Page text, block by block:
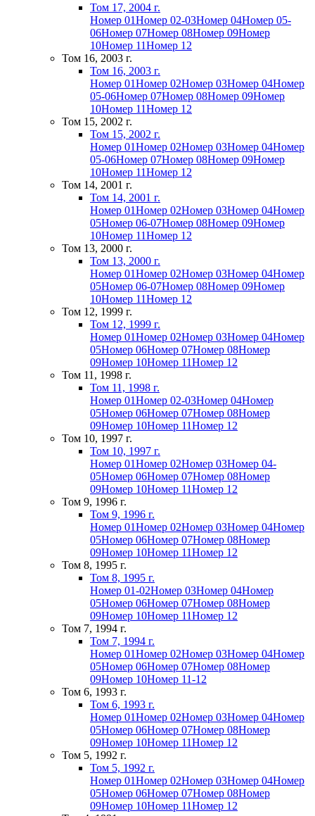
Том 17, 2004 г.
Номер 01Номер 02-03Номер 04Номер 05-
06Номер 07Номер 08Номер 09Номер
10Номер 11Номер 12
Том 16, 2003 г.
Том 16, 2003 г.
Номер 01Номер 02Номер 03Номер 04Номер
05-06Номер 07Номер 08Номер 09Номер
10Номер 11Номер 12
Том 15, 2002 г.
Том 15, 2002 г.
Номер 01Номер 02Номер 03Номер 04Номер
05-06Номер 07Номер 08Номер 09Номер
10Номер 11Номер 12
Том 14, 2001 г.
Том 14, 2001 г.
Номер 01Номер 02Номер 03Номер 04Номер
05Номер 06-07Номер 08Номер 09Номер
10Номер 11Номер 12
Том 13, 2000 г.
Том 13, 2000 г.
Номер 01Номер 02Номер 03Номер 04Номер
05Номер 06-07Номер 08Номер 09Номер
10Номер 11Номер 12
Том 12, 1999 г.
Том 12, 1999 г.
Номер 01Номер 02Номер 03Номер 04Номер
05Номер 06Номер 07Номер 08Номер
09Номер 10Номер 11Номер 12
Том 11, 1998 г.
Том 11, 1998 г.
Номер 01Номер 02-03Номер 04Номер
05Номер 06Номер 07Номер 08Номер
09Номер 10Номер 11Номер 12
Том 10, 1997 г.
Том 10, 1997 г.
Номер 01Номер 02Номер 03Номер 04-
05Номер 06Номер 07Номер 08Номер
09Номер 10Номер 11Номер 12
Том 9, 1996 г.
Том 9, 1996 г.
Номер 01Номер 02Номер 03Номер 04Номер
05Номер 06Номер 07Номер 08Номер
09Номер 10Номер 11Номер 12
Том 8, 1995 г.
Том 8, 1995 г.
Номер 01-02Номер 03Номер 04Номер
05Номер 06Номер 07Номер 08Номер
09Номер 10Номер 11Номер 12
Том 7, 1994 г.
Том 7, 1994 г.
Номер 01Номер 02Номер 03Номер 04Номер
05Номер 06Номер 07Номер 08Номер
09Номер 10Номер 11-12
Том 6, 1993 г.
Том 6, 1993 г.
Номер 01Номер 02Номер 03Номер 04Номер
05Номер 06Номер 07Номер 08Номер
09Номер 10Номер 11Номер 12
Том 5, 1992 г.
Том 5, 1992 г.
Номер 01Номер 02Номер 03Номер 04Номер
05Номер 06Номер 07Номер 08Номер
09Номер 10Номер 11Номер 12